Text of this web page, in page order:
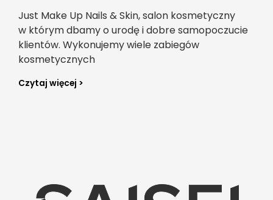
Just Make Up Nails & Skin, salon kosmetyczny
w którym dbamy o urodę i dobre samopoczucie
klientów. Wykonujemy wiele zabiegów
kosmetycznych
Czytaj więcej >